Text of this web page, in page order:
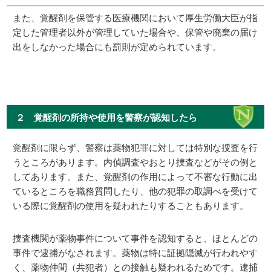
また、覚醒剤を保管する医療機関において厚生労働大臣が指
定した管理者以外が管理していた場合や、保管や廃棄の届け
出をしなかった場合にも罰則が定められています。
２ 覚醒剤の所持や使用を警察が認知したら
覚醒剤に限らず、警察は薬物犯罪に対しては特別な捜査を行
うところがあります。内偵調査やおとり捜査などがその例と
してあります。また、覚醒剤の作用によって不審な行動に出
ているところを職務質問したり、他の犯罪の取調べを受けて
いる際に覚醒剤の使用を疑われたりすることもあります。
捜査機関が薬物事件について事件を認知すると、ほとんどの
事件で逮捕がなされます。薬物は特に証拠隠滅が行われやす
く、薬物仲間（共犯者）との接触も疑われるためです。逮捕